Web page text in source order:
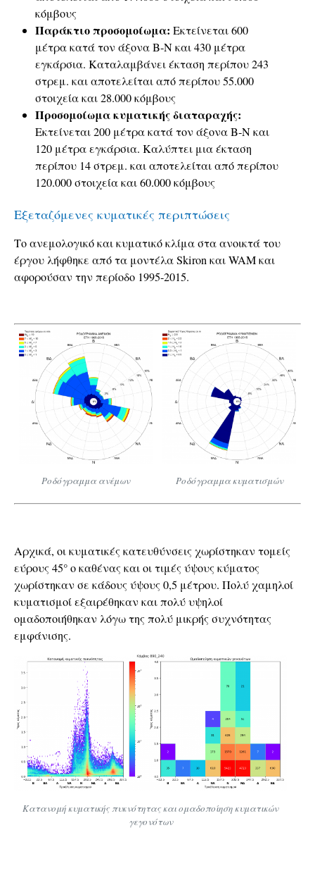
κόμβους
Παράκτιο προσομοίωμα: Εκτείνεται 600
μέτρα κατά τον άξονα Β-Ν και 430 μέτρα
εγκάρσια. Καταλαμβάνει έκταση περίπου 243
στρεμ. και αποτελείται από περίπου 55.000
στοιχεία και 28.000 κόμβους
Προσομοίωμα κυματικής διαταραχής:
Εκτείνεται 200 μέτρα κατά τον άξονα Β-Ν και
120 μέτρα εγκάρσια. Καλύπτει μια έκταση
περίπου 14 στρεμ. και αποτελείται από περίπου
120.000 στοιχεία και 60.000 κόμβους
Εξεταζόμενες κυματικές περιπτώσεις
Το ανεμολογικό και κυματικό κλίμα στα ανοικτά του
έργου λήφθηκε από τα μοντέλα Skiron και WAM και
αφορούσαν την περίοδο 1995-2015.
Ροδόγραμμα ανέμων Ροδόγραμμα κυματισμών
Αρχικά, οι κυματικές κατευθύνσεις χωρίστηκαν τομείς
εύρους 45° ο καθένας και οι τιμές ύψους κύματος
χωρίστηκαν σε κάδους ύψους 0,5 μέτρου. Πολύ χαμηλοί
κυματισμοί εξαιρέθηκαν και πολύ υψηλοί
ομαδοποιήθηκαν λόγω της πολύ μικρής συχνότητας
εμφάνισης.
Κατανομή κυματικής πυκνότητας και ομαδοποίηση κυματικών
γεγονότων